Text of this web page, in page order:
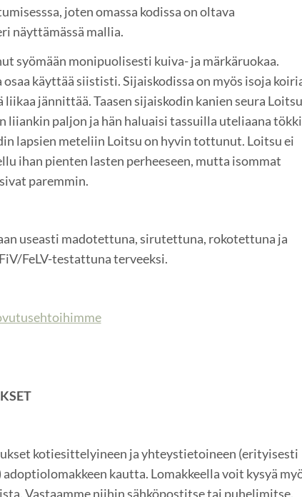
joten omassa kodissa on oltava
näyttämässä mallia.
syömään monipuolisesti kuiva- ja märkäruokaa.
käyttää siististi. Sijaiskodissa on myös isoja
jännittää. Taasen sijaiskodin kanien seura
liiankin paljon ja hän haluaisi tassuilla uteliaana
lapsien meteliin Loitsu on hyvin tottunut. Loitsu ei
ihan pienten lasten perheeseen, mutta isommat
paremmin.
useasti madotettuna, sirutettuna, rokotettuna ja
FeLV-testattuna terveeksi.
kotiesittelyineen ja yhteystietoineen (erityisesti
kautta. Lomakkeella voit kysyä
Vastaamme niihin sähköpostitse tai puhelimitse.